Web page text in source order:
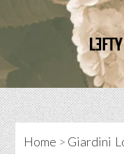
to
Home > Giardini